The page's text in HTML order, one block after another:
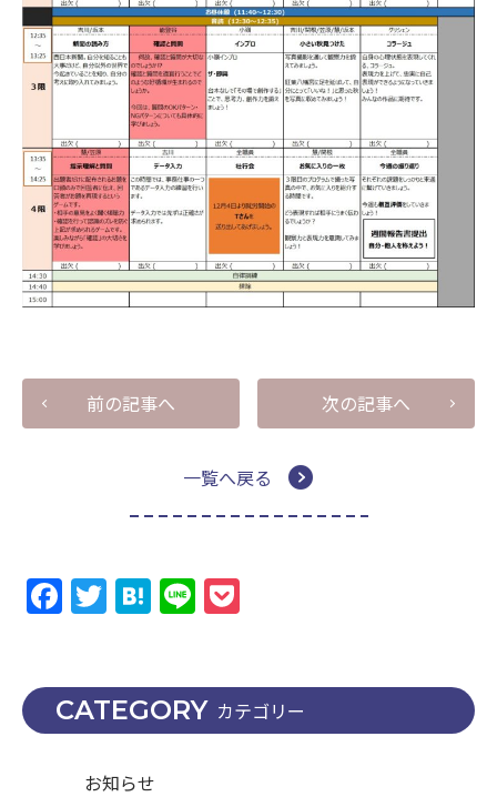
前の記事へ 次の記事へ
一覧へ戻る
Facebook
Twitter
Hatena
Line
CATEGORY カテゴリー
お知らせ